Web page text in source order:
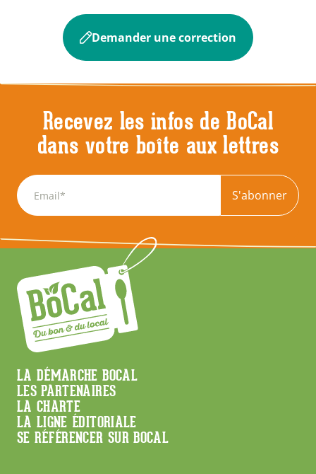
Demander une correction
Recevez les infos de BoCal
dans votre boîte aux lettres
S'abonner
Menu
Footer
LA DÉMARCHE BOCAL
LES PARTENAIRES
LA CHARTE
LA LIGNE ÉDITORIALE
SE RÉFÉRENCER SUR BOCAL